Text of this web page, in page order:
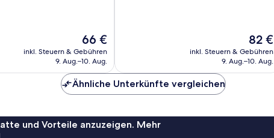
Der
Preis
beträgt
66 €
inkl. Steuern & Gebühren
9. Aug.–10. Aug.
Der
Preis
beträgt
82 €
inkl. Steuern & Gebühren
9. Aug.–10. Aug.
Ähnliche Unterkünfte vergleichen
und Vorteile anzuzeigen. Mehr